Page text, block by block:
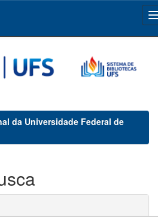
da Universidade Federal de